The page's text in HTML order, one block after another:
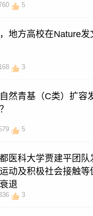
5
地方高校在Nature发
3
然青基（C类）扩容
5
医科大学贾建平团队
动及积极社会接触等
退
3